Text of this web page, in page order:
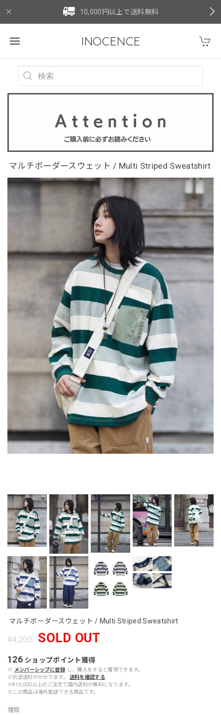
10,000円以上で送料無料
INOCENCE
マルチボーダースウェット / Multi Striped Sweatshirt
マルチボーダースウェット / Multi Striped Sweatshirt
¥4,200 SOLD OUT
126 ショップポイント獲得
※ メンバーシップに登録 し、購入をすると獲得できます。
※別途送料がかかります。
送料を確認する
※¥10,000以上のご注文で国内送料が無料になります。
※この商品は海外配送できる商品です。
種類